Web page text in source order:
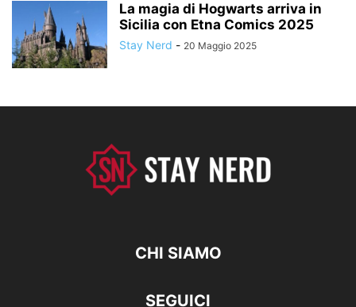
La magia di Hogwarts arriva in
Sicilia con Etna Comics 2025
Stay Nerd - 20 Maggio 2025
CHI SIAMO
SEGUICI